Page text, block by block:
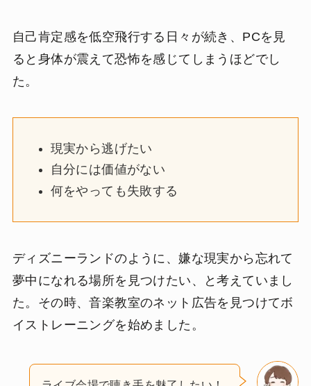
自己肯定感を低空飛行する日々が続き、PCを見
ると身体が震えて恐怖を感じてしまうほどでし
た。
現実から逃げたい
自分には価値がない
何をやっても失敗する
ディズニーランドのように、嫌な現実から忘れて
夢中になれる場所を見つけたい、と考えていまし
た。その時、音楽教室のネット広告を見つけてボ
イストレーニングを始めました。